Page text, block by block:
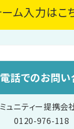
ーム入力はこ
話でのお問
ュニティー提携会
0120-976-118